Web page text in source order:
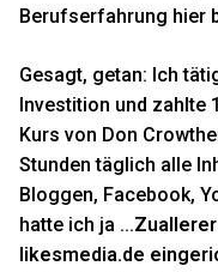
Berufserfahrung hier
Gesagt, getan: Ich
Investition und zahlte
Kurs von Don
Stunden täglich alle
Bloggen, Facebook,
hatte ich ja ...
likesmedia.de